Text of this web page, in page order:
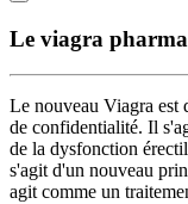
Le viagra
Le nouveau Viagra est
de confidentialité. Il
de la dysfonction
s'agit d'un nouveau
agit comme un